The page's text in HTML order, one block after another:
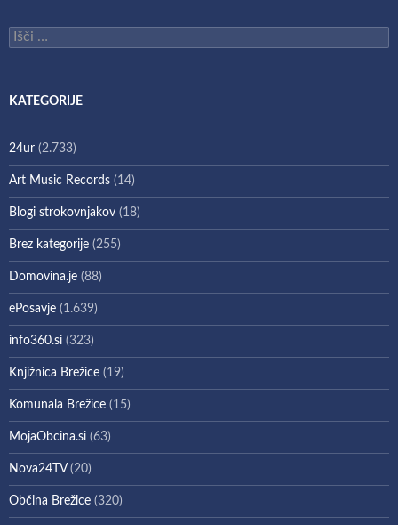
Išči:
KATEGORIJE
24ur (2.733)
Art Music Records (14)
Blogi strokovnjakov (18)
Brez kategorije (255)
Domovina.je (88)
ePosavje (1.639)
info360.si (323)
Knjižnica Brežice (19)
Komunala Brežice (15)
MojaObcina.si (63)
Nova24TV(20)
Občina Brežice (320)